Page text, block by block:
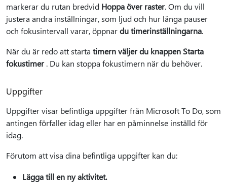
markerar du rutan bredvid Hoppa över raster. Om du vill
justera andra inställningar, som ljud och hur långa pauser
och fokusintervall varar, öppnardu timerinställningarna.
När du är redo att starta timern väljer du knappen Starta
fokustimer. Du kan stoppa fokustimern när du behöver.
Uppgifter
Uppgifter visar befintliga uppgifter från Microsoft To Do, som
antingen förfaller idag eller har en påminnelse inställd för
idag.
Förutom att visa dina befintliga uppgifter kan du:
Lägga till en ny aktivitet.